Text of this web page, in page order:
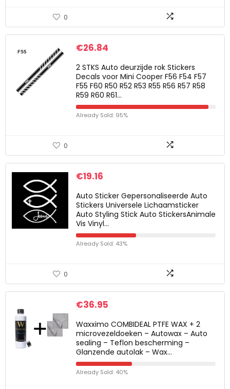
0
€26.84
2 STKS Auto deurzijde rok Stickers
Decals voor Mini Cooper F56 F54 F57
F55 F60 R50 R52 R53 R55 R56 R57 R58
R59 R60 R61…
Already Sold: 95%
0
€19.16
Auto Sticker Gepersonaliseerde Auto
Stickers Universele Lichaamsticker
Auto Styling Stick Auto StickersAnimale
Vis Vinyl…
Already Sold: 43%
0
€36.95
Waxximo COMBIDEAL PTFE WAX + 2
microvezeldoeken – Autowax – Auto
sealing – Teflon bescherming –
Glanzende autolak – Wax…
Already Sold: 40%